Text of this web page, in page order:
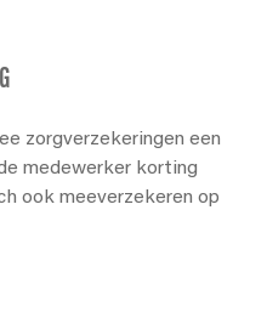
zorgverzekeringen een
medewerker korting
ook meeverzekeren op